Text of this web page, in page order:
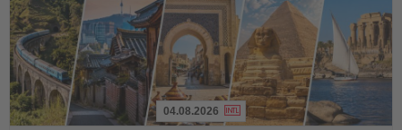
04.08.2026